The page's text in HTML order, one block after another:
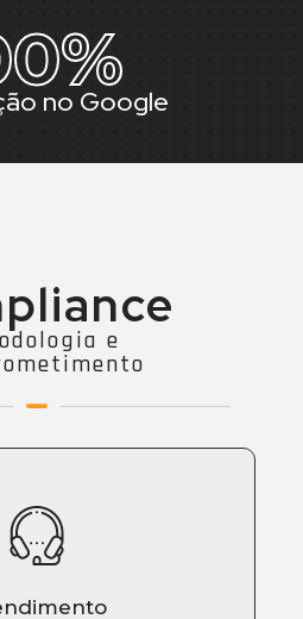
%
no Google
e